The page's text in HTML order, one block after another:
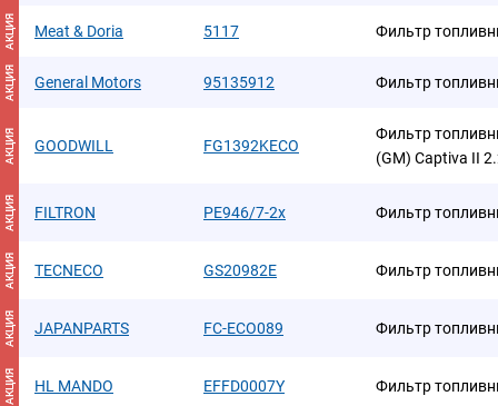
АКЦИЯ Meat & Doria 5117 Фильтр
АКЦИЯ General Motors 95135912 Фильтр
АКЦИЯ GOODWILL FG1392KECO
Фильтр
(GM) Captiva II
АКЦИЯ FILTRON PE946/7-2x Фильтр
АКЦИЯ TECNECO GS20982E Фильтр
АКЦИЯ JAPANPARTS FC-ECO089 Фильтр
АКЦИЯ HL MANDO EFFD0007Y Фильтр